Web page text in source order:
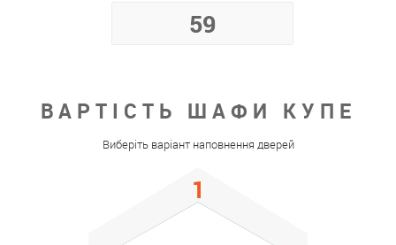
ВАРТІСТЬ ШАФИ КУПЕ
Виберіть варіант наповнення дверей